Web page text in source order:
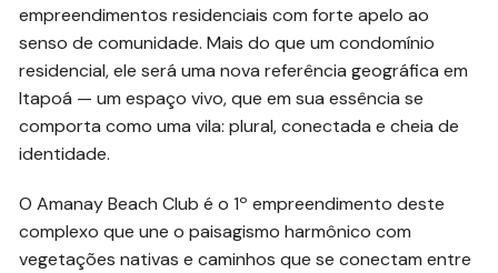
empreendimentos residenciais com forte apelo ao
senso de comunidade. Mais do que um condomínio
residencial, ele será uma nova referência geográfica em
Itapoá — um espaço vivo, que em sua essência se
comporta como uma vila: plural, conectada e cheia de
identidade.
O Amanay Beach Club é o 1º empreendimento deste
complexo que une o paisagismo harmônico com
vegetações nativas e caminhos que se conectam entre